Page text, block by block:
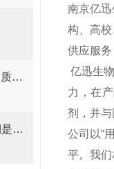
6000IU/ml类风湿因子质控样品的质控范围是多少呢？
总胆汁酸(TBA)质控样品的有效期是多久呢？
南京亿
构、高
供应服
亿迅生
力，在
剂，并
公司以“
平。我